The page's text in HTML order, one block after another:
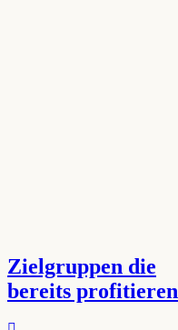
Zielgruppen die
bereits profitieren